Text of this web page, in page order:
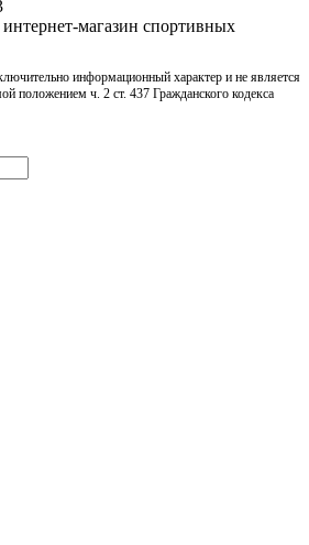
магазин спортивных
информационный характер и не является
положением ч. 2 ст. 437 Гражданского кодекса